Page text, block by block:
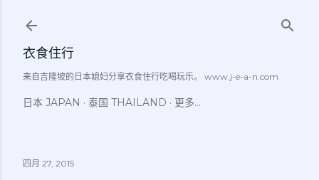
衣食住行
来自吉隆坡的日本媳妇分享衣食住行吃喝玩乐。 www.j-e-a-n.com
日本 JAPAN 泰国 THAILAND 更多…
四月 27, 2015